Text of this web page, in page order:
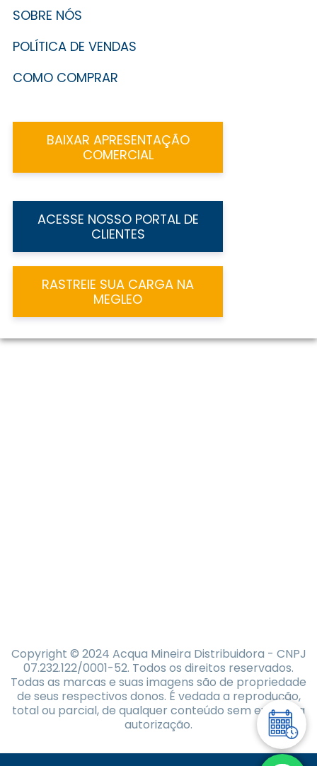
SOBRE NÓS
POLÍTICA DE VENDAS
COMO COMPRAR
BAIXAR APRESENTAÇÃO
COMERCIAL
ACESSE NOSSO PORTAL DE
CLIENTES
RASTREIE SUA CARGA NA
MEGLEO
Copyright © 2024 Acqua Mineira Distribuidora - CNPJ
07.232.122/0001-52. Todos os direitos reservados.
Todas as marcas e suas imagens são de propriedade
de seus respectivos donos. É vedada a reprodução,
total ou parcial, de qualquer conteúdo sem expressa
autorização.